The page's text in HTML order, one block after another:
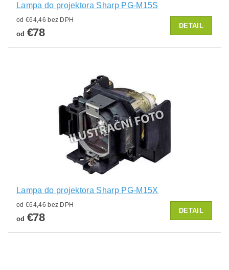
Lampa do projektora Sharp PG-M15S
od €64,46 bez DPH
od €78
DETAIL
Lampa do projektora Sharp PG-M15X
od €64,46 bez DPH
od €78
DETAIL